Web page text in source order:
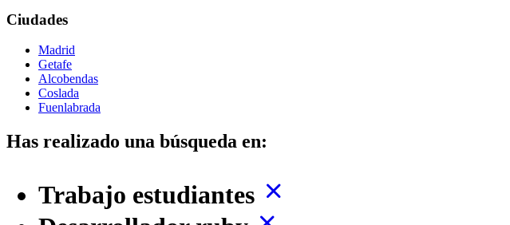
Ciudades
Madrid
Getafe
Alcobendas
Coslada
Fuenlabrada
Has realizado una búsqueda en:
Trabajo estudiantes